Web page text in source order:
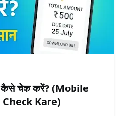
कैसे चेक करें? (Mobile
Kare)